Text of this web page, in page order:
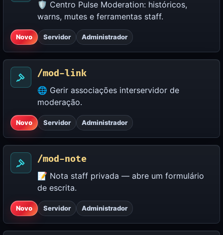
🛡️ Centro Pulse Moderation: históricos,
warns, mutes e ferramentas staff.
Novo Servidor Administrador
/mod-link
🌐 Gerir associações interservidor de
moderação.
Novo Servidor Administrador
/mod-note
📝 Nota staff privada — abre um formulário
de escrita.
Novo Servidor Administrador